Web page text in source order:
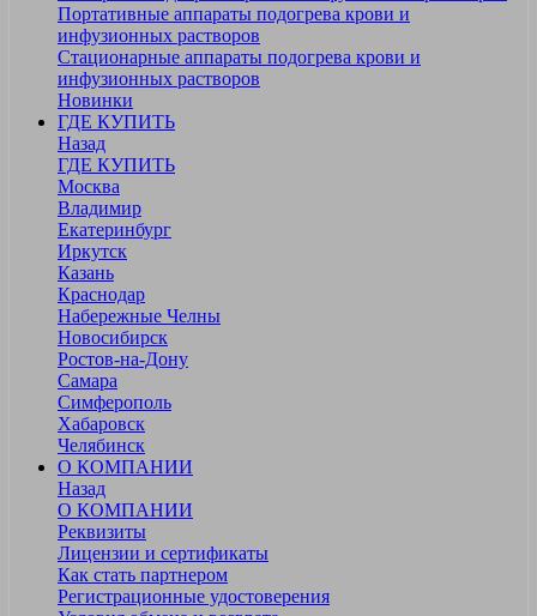
Портативные аппараты подогрева крови и
инфузионных растворов
Стационарные аппараты подогрева крови и
инфузионных растворов
Новинки
ГДЕ КУПИТЬ
Назад
ГДЕ КУПИТЬ
Москва
Владимир
Екатеринбург
Иркутск
Казань
Краснодар
Набережные Челны
Новосибирск
Ростов-на-Дону
Самара
Симферополь
Хабаровск
Челябинск
О КОМПАНИИ
Назад
О КОМПАНИИ
Реквизиты
Лицензии и сертификаты
Как стать партнером
Регистрационные удостоверения